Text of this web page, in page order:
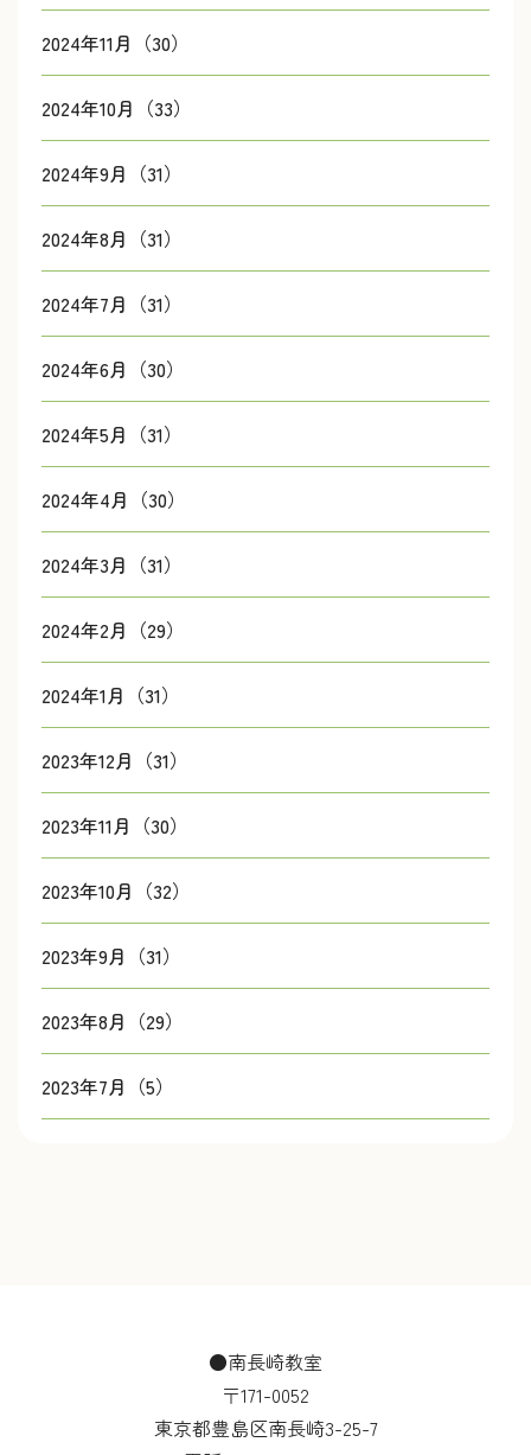
2024年11月（30）
2024年10月（33）
2024年9月（31）
2024年8月（31）
2024年7月（31）
2024年6月（30）
2024年5月（31）
2024年4月（30）
2024年3月（31）
2024年2月（29）
2024年1月（31）
2023年12月（31）
2023年11月（30）
2023年10月（32）
2023年9月（31）
2023年8月（29）
2023年7月（5）
●南長崎教室
〒171-0052
東京都豊島区南長崎3-25-7